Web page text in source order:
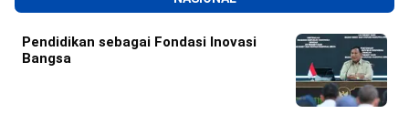
Pendidikan sebagai Fondasi Inovasi
Bangsa